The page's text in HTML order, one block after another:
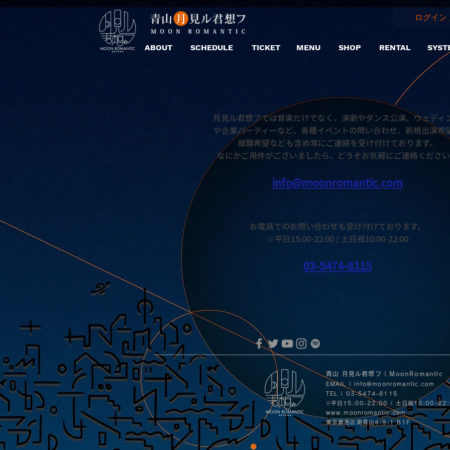
ABOUT SCHEDULE TICKET MENU SHOP
ログイ
RENTAL
月見ル君想フでは音楽だけでなく、演劇やダンス公演、ウェディ
や企業パーティーなど、各種イベントの問い合わせ、新規出演希
就職希望なども含め常にご連絡を受け付けております。
なにかご用件がございましたら、どうぞお気軽にご連絡くださ
info@moonromantic.com
お電話でのお問い合わせも受け付けております。
※平日15:00-22:00 / 土日祝10:00-22:00
03-5474-8115
青山 月見ル君想フ | MoonRomantic
EMAIL |
info@moonromantic.com
TEL | 03-5474-8115
※平日15:00-22:00 / 土日祝10:00-
www.moonromantic.com
​東京都港区南青山4-9-1 B1F